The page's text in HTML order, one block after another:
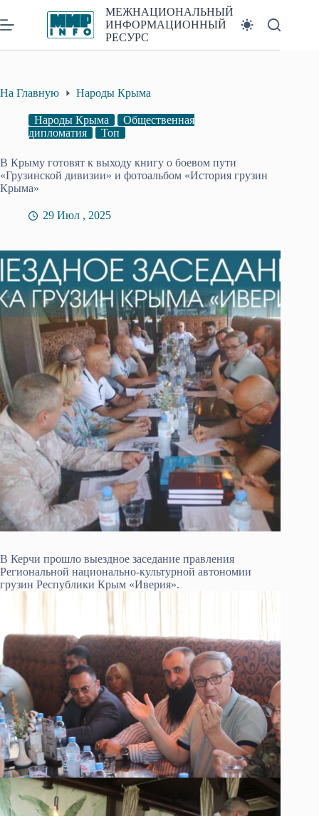
к
сути
МЕЖНАЦИОНАЛЬНЫЙ
ИНФОРМАЦИОННЫЙ
РЕСУРС
На Главную Народы Крыма
Народы Крыма
Общественная
дипломатия
Топ
В Крыму готовят к выходу книгу о боевом пути
«Грузинской дивизии» и фотоальбом «История грузин
Крыма»
29 Июл , 2025
В Керчи прошло выездное заседание правления
Региональной национально-культурной автономии
грузин Республики Крым «Иверия».